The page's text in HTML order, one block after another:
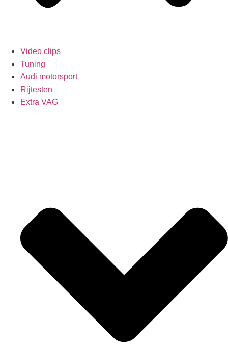
Video clips
Tuning
Audi motorsport
Rijtesten
Extra VAG